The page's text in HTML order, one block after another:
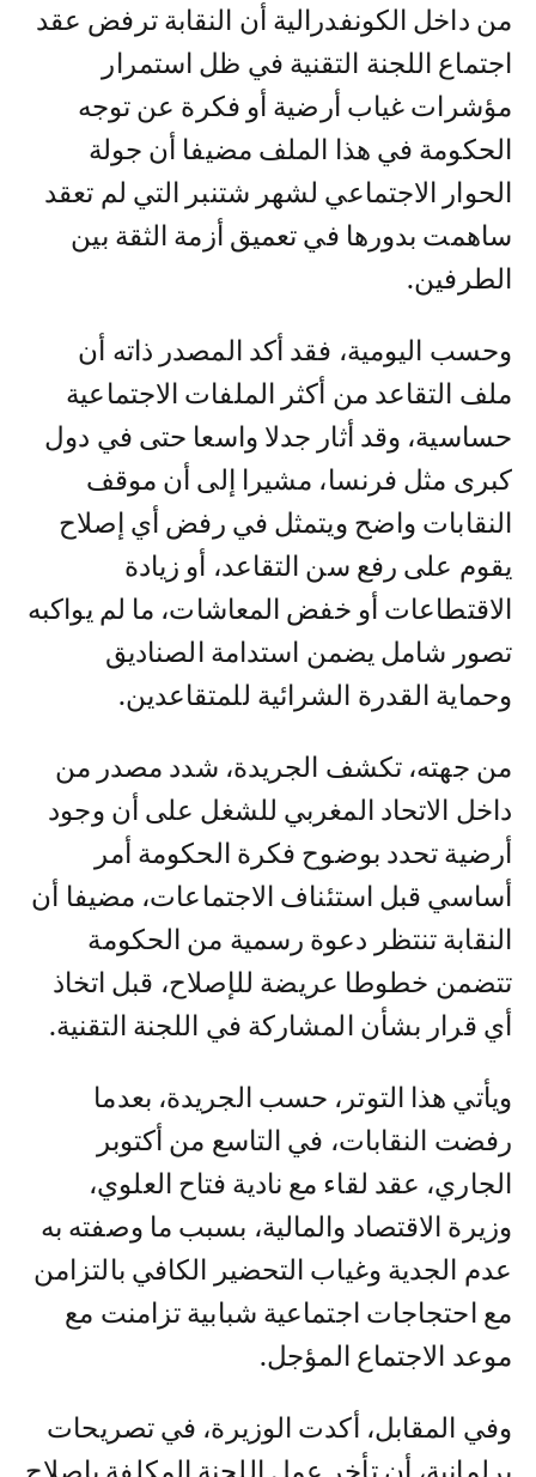
من داخل الكونفدرالية أن النقابة ترفض عقد
اجتماع اللجنة التقنية في ظل استمرار
مؤشرات غياب أرضية أو فكرة عن توجه
الحكومة في هذا الملف مضيفا أن جولة
الحوار الاجتماعي لشهر شتنبر التي لم تعقد
ساهمت بدورها في تعميق أزمة الثقة بين
الطرفين.
وحسب اليومية، فقد أكد المصدر ذاته أن
ملف التقاعد من أكثر الملفات الاجتماعية
حساسية، وقد أثار جدلا واسعا حتى في دول
كبرى مثل فرنسا، مشيرا إلى أن موقف
النقابات واضح ويتمثل في رفض أي إصلاح
يقوم على رفع سن التقاعد، أو زيادة
الاقتطاعات أو خفض المعاشات، ما لم يواكبه
تصور شامل يضمن استدامة الصناديق
وحماية القدرة الشرائية للمتقاعدين.
من جهته، تكشف الجريدة، شدد مصدر من
داخل الاتحاد المغربي للشغل على أن وجود
أرضية تحدد بوضوح فكرة الحكومة أمر
أساسي قبل استئناف الاجتماعات، مضيفا أن
النقابة تنتظر دعوة رسمية من الحكومة
تتضمن خطوطا عريضة للإصلاح، قبل اتخاذ
أي قرار بشأن المشاركة في اللجنة التقنية.
ويأتي هذا التوتر، حسب الجريدة، بعدما
رفضت النقابات، في التاسع من أكتوبر
الجاري، عقد لقاء مع نادية فتاح العلوي،
وزيرة الاقتصاد والمالية، بسبب ما وصفته به
عدم الجدية وغياب التحضير الكافي بالتزامن
مع احتجاجات اجتماعية شبابية تزامنت مع
موعد الاجتماع المؤجل.
وفي المقابل، أكدت الوزيرة، في تصريحات